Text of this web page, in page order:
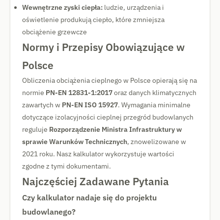
Wewnętrzne zyski ciepła: ludzie, urządzenia i
oświetlenie produkują ciepło, które zmniejsza
obciążenie grzewcze
Normy i Przepisy Obowiązujące w
Polsce
Obliczenia obciążenia cieplnego w Polsce opierają się na
normie PN-EN 12831-1:2017oraz danych klimatycznych
zawartych w PN-EN ISO 15927. Wymagania minimalne
dotyczące izolacyjności cieplnej przegród budowlanych
reguluje Rozporządzenie Ministra Infrastruktury w
sprawie Warunków Technicznych, znowelizowane w
2021 roku. Nasz kalkulator wykorzystuje wartości
zgodne z tymi dokumentami.
Najczęściej Zadawane Pytania
Czy kalkulator nadaje się do projektu
budowlanego?